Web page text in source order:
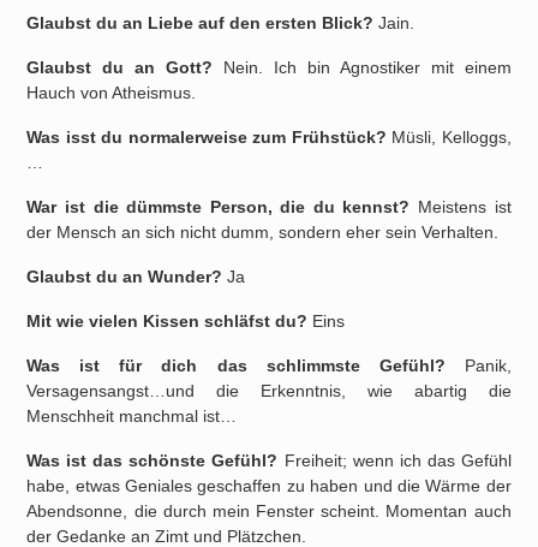
Glaubst du an Liebe auf den ersten Blick? Jain.
Glaubst du an Gott? Nein. Ich bin Agnostiker mit einem
Hauch von Atheismus.
Was isst du normalerweise zum Frühstück? Müsli, Kelloggs,
War ist die dümmste Person, die du kennst? Meistens ist
der Mensch an sich nicht dumm, sondern eher sein Verhalten.
Glaubst du an Wunder? Ja
Mit wie vielen Kissen schläfst du? Eins
Was ist für dich das schlimmste Gefühl? Panik,
Versagensangst…und die Erkenntnis, wie abartig die
Menschheit manchmal ist…
Was ist das schönste Gefühl? Freiheit; wenn ich das Gefühl
habe, etwas Geniales geschaffen zu haben und die Wärme der
Abendsonne, die durch mein Fenster scheint. Momentan auch
der Gedanke an Zimt und Plätzchen.